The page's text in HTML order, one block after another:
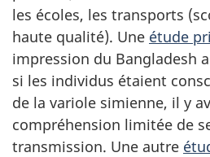
les écoles, les transports
haute qualité). Une étude
impression du Bangladesh
si les individus étaient
de la variole simienne, il y
compréhension limitée de
transmission. Une autre